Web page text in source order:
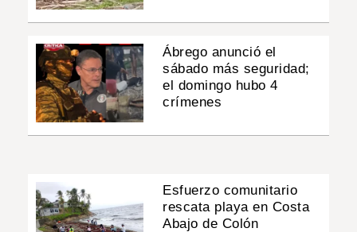
Ábrego anunció el
sábado más seguridad;
el domingo hubo 4
crímenes
Esfuerzo comunitario
rescata playa en Costa
Abajo de Colón